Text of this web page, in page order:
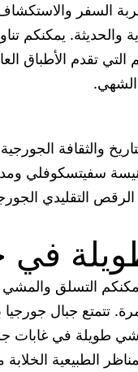
السفر
يمكنكم
تقدم الأطباق
الشهي.
والثقافة
سفيتسكوفلي
الرقص التقليدي
في
يمكنكم التسلق
جبال جورجيا
طويلة في غابات
الطبيعية